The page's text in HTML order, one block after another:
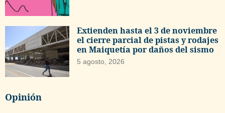
Extienden hasta el 3 de noviembre
el cierre parcial de pistas y rodajes
en Maiquetía por daños del sismo
5 agosto, 2026
Opinión